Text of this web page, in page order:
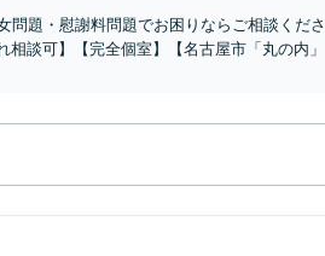
問題・慰謝料問題でお困りならご相談くださ
談可】【完全個室】【名古屋市「丸の内」